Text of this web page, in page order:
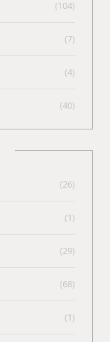
(104)
(7)
(4)
(40)
(26)
(1)
(29)
(68)
(1)